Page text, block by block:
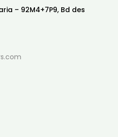
– 92M4+7P9, Bd des